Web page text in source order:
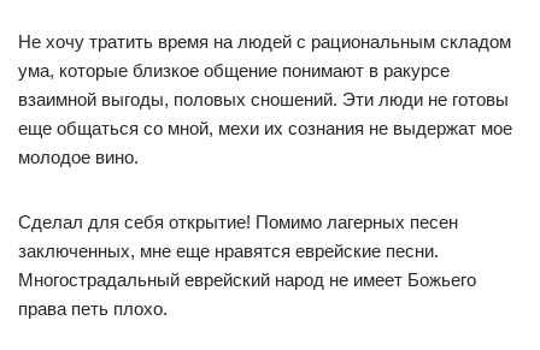
Не хочу тратить время на людей с рациональным складом
ума, которые близкое общение понимают в ракурсе
взаимной выгоды, половых сношений. Эти люди не готовы
еще общаться со мной, мехи их сознания не выдержат мое
молодое вино.
Сделал для себя открытие! Помимо лагерных песен
заключенных, мне еще нравятся еврейские песни.
Многострадальный еврейский народ не имеет Божьего
права петь плохо.